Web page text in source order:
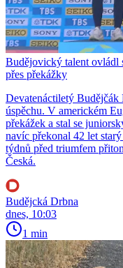
Budějovický talent ovládl
přes překážky
Devatenáctiletý Budějčák
úspěchu. V americkém
překážek a stal se
navíc překonal 42 let
týdnů před triumfem
Česká.
Budějcká Drbna
dnes, 10:03
1 min